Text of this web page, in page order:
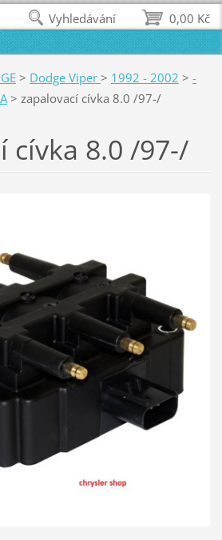
> Dodge Viper > 1992 - 2002 > -
> zapalovací cívka 8.0 /97-/
cívka 8.0 /97-/
0,00 Kč
Vyhledávání